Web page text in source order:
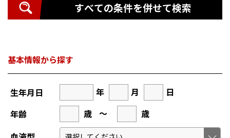
すべての条件を併せて検索
基本情報から探す
生年月日 年 月
日
年齢
歳 ～
歳